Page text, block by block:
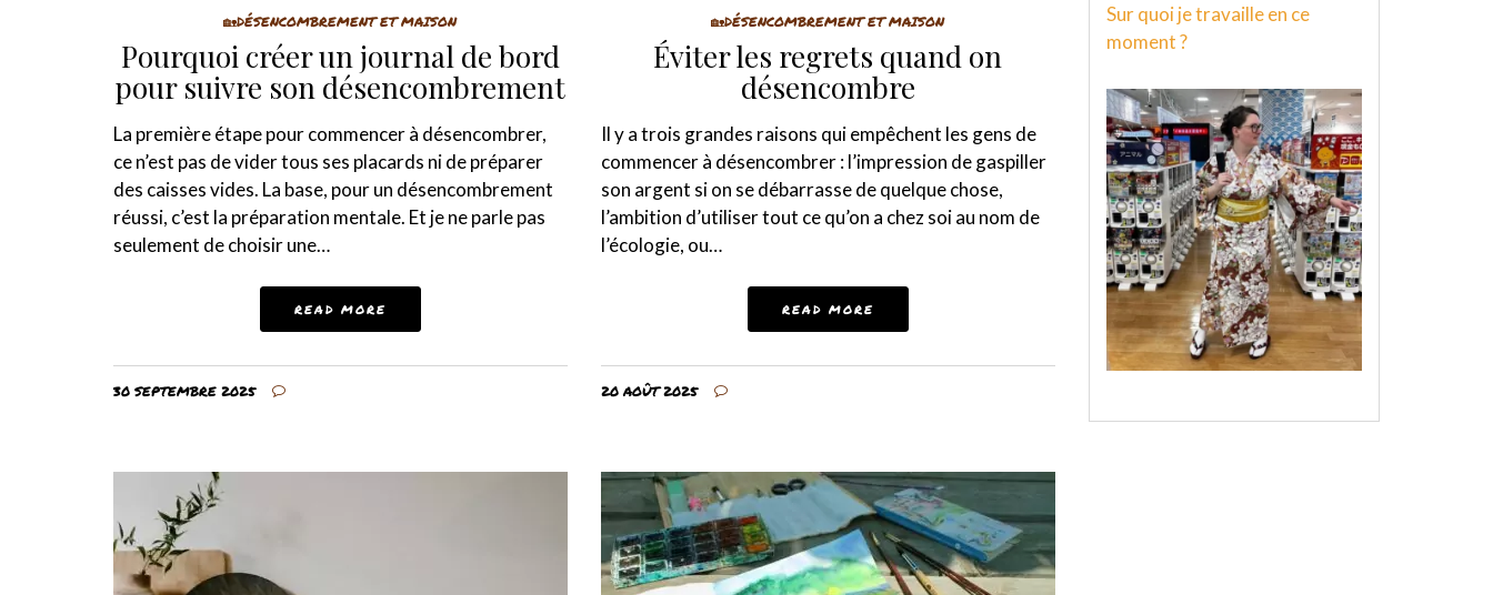
🏡DÉSENCOMBREMENT ET MAISON
Pourquoi créer un journal de bord
pour suivre son désencombrement
La première étape pour commencer à désencombrer,
ce n’est pas de vider tous ses placards ni de préparer
des caisses vides. La base, pour un désencombrement
réussi, c’est la préparation mentale. Et je ne parle pas
seulement de choisir une…
READ MORE
30 SEPTEMBRE 2025
🏡DÉSENCOMBREMENT ET MAISON
Éviter les regrets quand on
désencombre
Il y a trois grandes raisons qui empêchent les gens de
commencer à désencombrer : l’impression de gaspiller
son argent si on se débarrasse de quelque chose,
l’ambition d’utiliser tout ce qu’on a chez soi au nom de
l’écologie, ou…
READ MORE
20 AOÛT 2025
Sur quoi je travaille en ce
moment ?